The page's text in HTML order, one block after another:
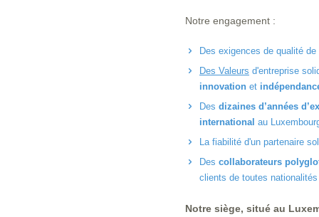
Notre engagement :
Des exigences de qualité
Des Valeurs d'entreprise
innovation et
Des dizaines d’années
international au
La fiabilité d'un partenaire
Des collaborateurs
clients de toutes nationalités
Notre siège, situé au